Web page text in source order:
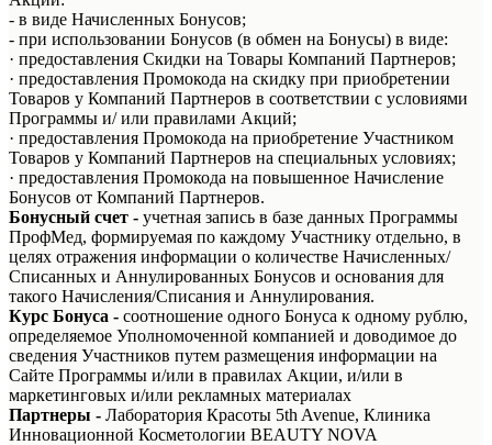
- в виде Начисленных Бонусов;
- при использовании Бонусов (в обмен на Бонусы) в виде:
· предоставления Скидки на Товары Компаний Партнеров;
· предоставления Промокода на скидку при приобретении
Товаров у Компаний Партнеров в соответствии с условиями
Программы и/ или правилами Акций;
· предоставления Промокода на приобретение Участником
Товаров у Компаний Партнеров на специальных условиях;
· предоставления Промокода на повышенное Начисление
Бонусов от Компаний Партнеров.
Бонусный счет - учетная запись в базе данных Программы
ПрофМед, формируемая по каждому Участнику отдельно, в
целях отражения информации о количестве Начисленных/
Списанных и Аннулированных Бонусов и основания для
такого Начисления/Списания и Аннулирования.
Курс Бонуса - соотношение одного Бонуса к одному рублю,
определяемое Уполномоченной компанией и доводимое до
сведения Участников путем размещения информации на
Сайте Программы и/или в правилах Акции, и/или в
маркетинговых и/или рекламных материалах
Партнеры - Лаборатория Красоты 5th Avenue, Клиника
Инновационной Косметологии BEAUTY NOVA